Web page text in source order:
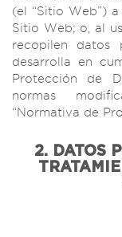
(el “Sitio Web”)
Sitio Web; o, al
recopilen datos
desarrolla en
Protección de
normas
“Normativa de
2. DATOS